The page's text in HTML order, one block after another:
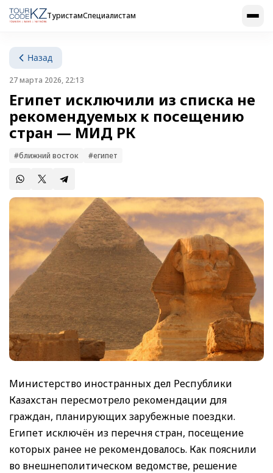
ТуристамСпециалистам
Назад
27 марта 2026, 22:13
Египет исключили из списка не
рекомендуемых к посещению
стран — МИД РК
#ближний восток #египет
Министерство иностранных дел Республики
Казахстан пересмотрело рекомендации для
граждан, планирующих зарубежные поездки.
Египет исключён из перечня стран, посещение
которых ранее не рекомендовалось. Как пояснили
во внешнеполитическом ведомстве, решение